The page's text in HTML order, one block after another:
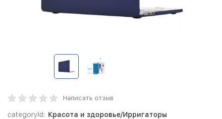
Написать отзыв
categoryId: Красота и здоровье/Ирригаторы